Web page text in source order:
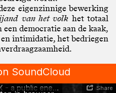
eigenzinnige bewerking
van het volk het totaal
democratie aan de kaak,
intimidatie, het bedriegen